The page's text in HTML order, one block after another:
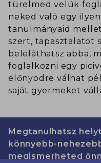
türelmed velük
neked való egy
tanulmányaid
szert, tapasztalatot
beleláthatsz abba,
foglalkozni egy
előnyödre válhat
saját gyermeket
Megtanulhatsz
könnyebb-
megismerheted